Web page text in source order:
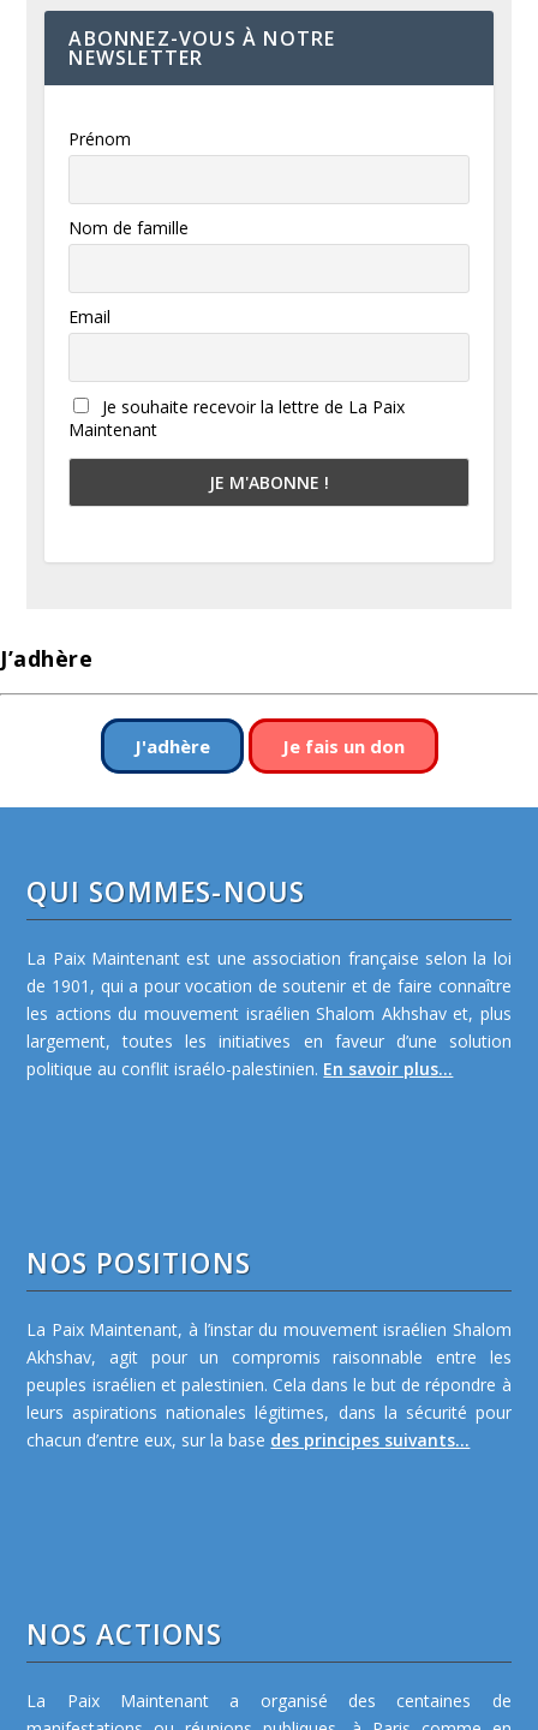
ABONNEZ-VOUS À NOTRE
NEWSLETTER
Prénom
Nom de famille
Email
Je souhaite recevoir la lettre de La Paix
Maintenant
J’adhère
J'adhère Je fais un don
QUI SOMMES-NOUS
La Paix Maintenant est une association française selon la loi
de 1901, qui a pour vocation de soutenir et de faire connaître
les actions du mouvement israélien Shalom Akhshav et, plus
largement, toutes les initiatives en faveur d’une solution
politique au conflit israélo-palestinien. En savoir plus...
NOS POSITIONS
La Paix Maintenant, à l’instar du mouvement israélien Shalom
Akhshav, agit pour un compromis raisonnable entre les
peuples israélien et palestinien. Cela dans le but de répondre à
leurs aspirations nationales légitimes, dans la sécurité pour
chacun d’entre eux, sur la base des principes suivants...
NOS ACTIONS
La Paix Maintenant a organisé des centaines de